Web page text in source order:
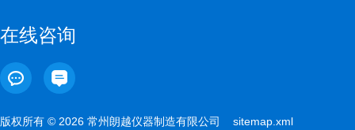
在线咨询
版权所有 © 2026 常州朗越仪器制造有限公司 sitemap.xml